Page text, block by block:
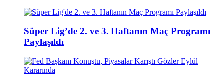
Süper Lig’de 2. ve 3. Haftanın Maç Programı
Paylaşıldı